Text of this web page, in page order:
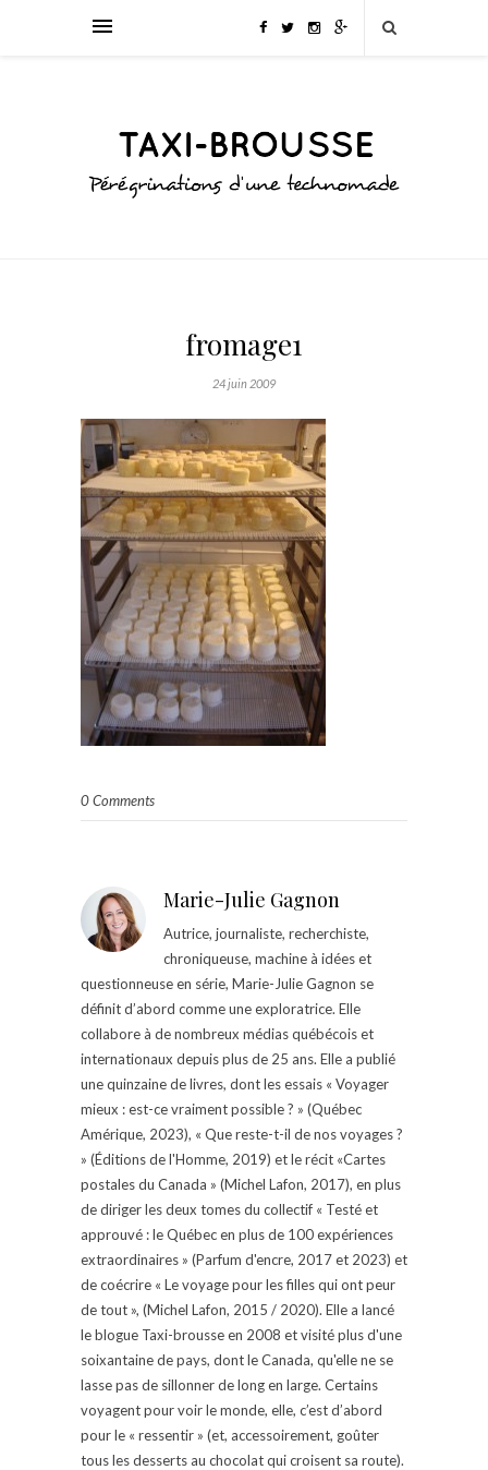
fromage1
24 juin 2009
0 Comments
Marie-Julie Gagnon
Autrice, journaliste, recherchiste,
chroniqueuse, machine à idées et
questionneuse en série, Marie-Julie Gagnon se
définit d’abord comme une exploratrice. Elle
collabore à de nombreux médias québécois et
internationaux depuis plus de 25 ans. Elle a publié
une quinzaine de livres, dont les essais « Voyager
mieux : est-ce vraiment possible ? » (Québec
Amérique, 2023), « Que reste-t-il de nos voyages ?
» (Éditions de l'Homme, 2019) et le récit «Cartes
postales du Canada » (Michel Lafon, 2017), en plus
de diriger les deux tomes du collectif « Testé et
approuvé : le Québec en plus de 100 expériences
extraordinaires » (Parfum d'encre, 2017 et 2023) et
de coécrire « Le voyage pour les filles qui ont peur
de tout », (Michel Lafon, 2015 / 2020). Elle a lancé
le blogue Taxi-brousse en 2008 et visité plus d'une
soixantaine de pays, dont le Canada, qu'elle ne se
lasse pas de sillonner de long en large. Certains
voyagent pour voir le monde, elle, c’est d’abord
pour le « ressentir » (et, accessoirement, goûter
tous les desserts au chocolat qui croisent sa route).